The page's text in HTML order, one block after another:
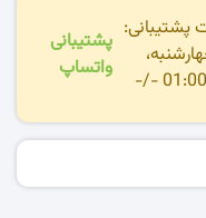
پشتیبانی
واتساپ